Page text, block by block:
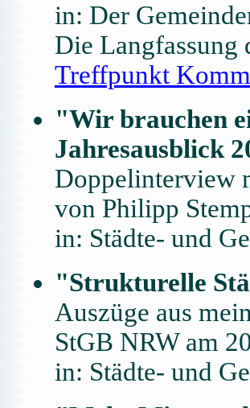
in: Der
Die
Treffpunkt
"Wir brauchen
Jahresausblick
Doppelinterview
von Philipp
in: Städte- und
"Strukturelle
Auszüge aus
StGB NRW am
in: Städte- und